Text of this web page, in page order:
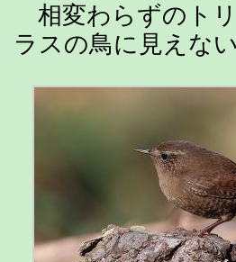
相変わらずのト
ラスの鳥に見えな